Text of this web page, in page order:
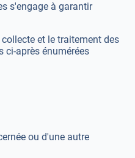
s'engage à garantir
et le traitement des
ci-après énumérées
ou d'une autre